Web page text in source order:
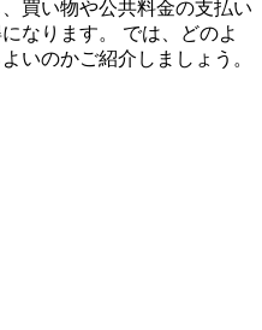
買い物や公共料金の支払い
なります。 では、どのよ
いのかご紹介しましょう。